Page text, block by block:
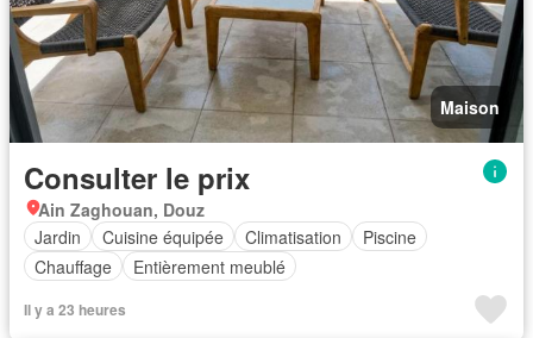
Maison
Consulter le prix
Ain Zaghouan, Douz
Jardin
Cuisine équipée Climatisation
Piscine
Chauffage
Entièrement meublé
Il y a 23 heures